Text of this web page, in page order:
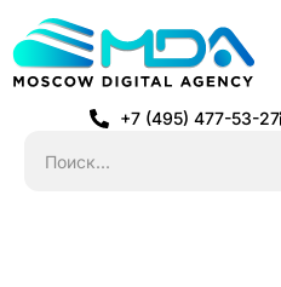
+7 (495) 477-53-27